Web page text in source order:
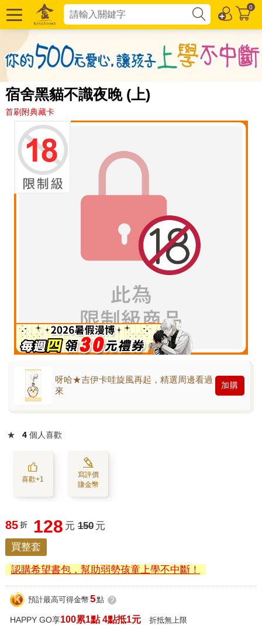
0
宿舍黑貓不識夜晚 (上)
首刷附典藏卡
呀哈★吉伊卡哇旋風再起，精選周邊看過
來
加購
★ 4 個人喜歡
喜歡+1
寫評價
賺金幣
85 折 128 元 150 元
買整套
認購希望書包，幫助弱勢孩童上學不中斷！
預計最高可得金幣 5點 ?
HAPPY GO享100累1點 4點抵1元 折抵無上限